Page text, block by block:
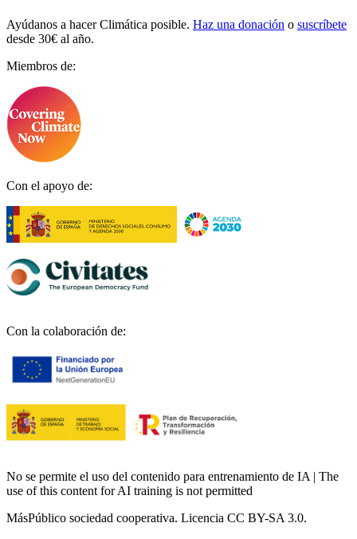
Ayúdanos a hacer Climática posible. Haz una donación o suscríbete
desde 30€ al año.
Miembros de:
Con el apoyo de:
Con la colaboración de:
No se permite el uso del contenido para entrenamiento de IA | The
use of this content for AI training is not permitted
MásPúblico sociedad cooperativa. Licencia CC BY-SA 3.0.